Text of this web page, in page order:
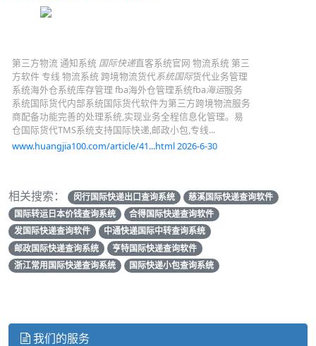
第三方物流 通知系统 国际快递直客系统官网 物流系统 第三
方软件 专线 物流系统 跨境物流货代系统国际货代业务管理
系统海外仓系统库存管理 fba海外仓管理系统fba海运服务
系统国际货代内部系统国际货代软件为第三方跨境物流服务
商配备功能完善的处理系统,实现业务全程信息化管理。易
仓国际货代TMS系统支持国际快递,邮政小包,专线...
www.huangjia100.com/article/41...html 2026-6-30
相关搜索： 闵行国际快递出口查询系统
慈溪国际快递查询软件
国际转运日本价钱查询系统
合得国际快递查询软件
发国际快递查询软件
中通快递国际中转查询系统
邮政国际快递查询系统
亨特国际快递查询软件
浙江常用国际快递查询系统
国际快递小包查询系统
我们的服务